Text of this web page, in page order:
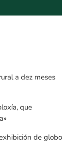
a dez meses
que
de globo